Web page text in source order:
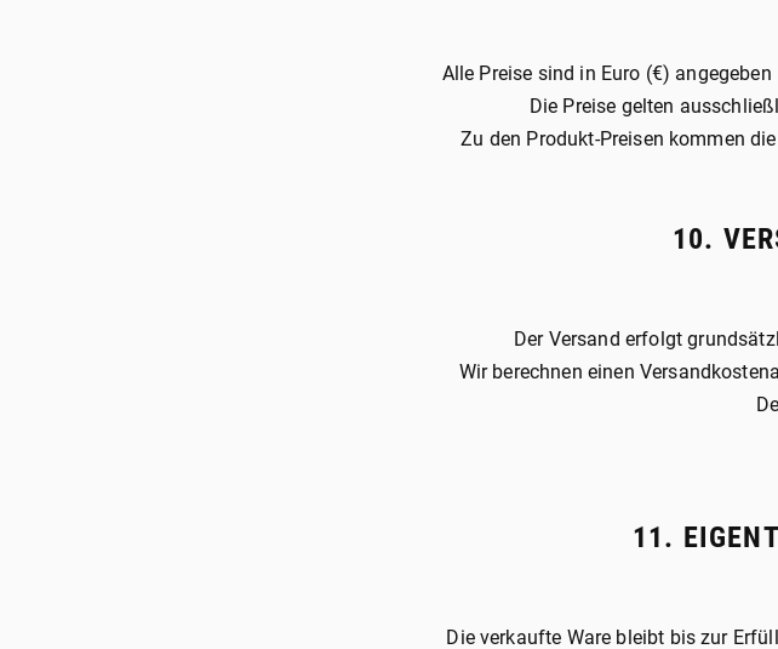
Alle Preise sind in Euro (€)
Die Preise gelten
Zu den Produkt-Preisen kommen
10.
Der Versand erfolgt
Wir berechnen einen
11.
Die verkaufte Ware bleibt bis zur